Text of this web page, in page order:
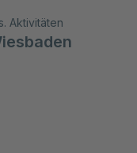
Aktivitäten